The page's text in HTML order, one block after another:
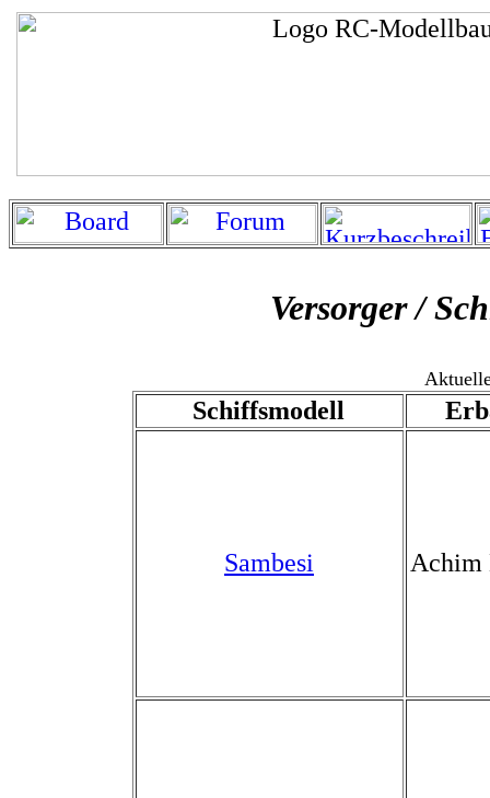
Versorger /
Schiffsmodell
Sambesi Achim